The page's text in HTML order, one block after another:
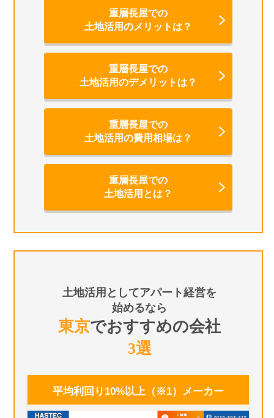
重層長屋での
土地活用のメリットは？
重層長屋での
土地活用のデメリットは？
重層長屋での
土地活用の費用相場は？
重層長屋での
土地活用とは？
土地活用としてアパート経営を
始めるなら
東京でおすすめの会社
3選
平均利回り10%以上（※1） メーカー